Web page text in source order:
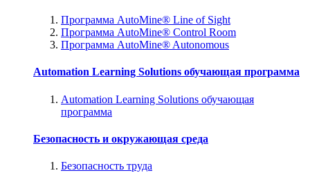
Программа AutoMine® Line of Sight
Программа AutoMine® Control Room
Программа AutoMine® Autonomous
Automation Learning Solutions обучающая программа
Automation Learning Solutions обучающая
программа
Безопасность и окружающая среда
Безопасность труда